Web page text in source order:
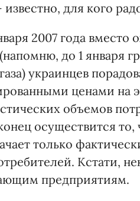
для кого
2007 года
до 1 января
украинцев
ценами на
объемов
осуществится
только
Кстати,
предприятиям.